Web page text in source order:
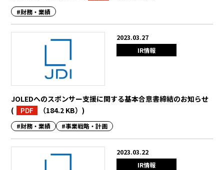
Japanese English
#財務・業績
2023.03.27
IR情報
JOLEDへのスポンサー支援に関する基本合意書締結のお知らせ
(
PDF （184.2 KB）)
#財務・業績 #事業戦略・計画
2023.03.22
IR情報